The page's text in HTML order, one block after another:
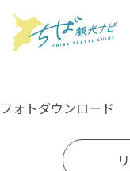
フォトダウンロード